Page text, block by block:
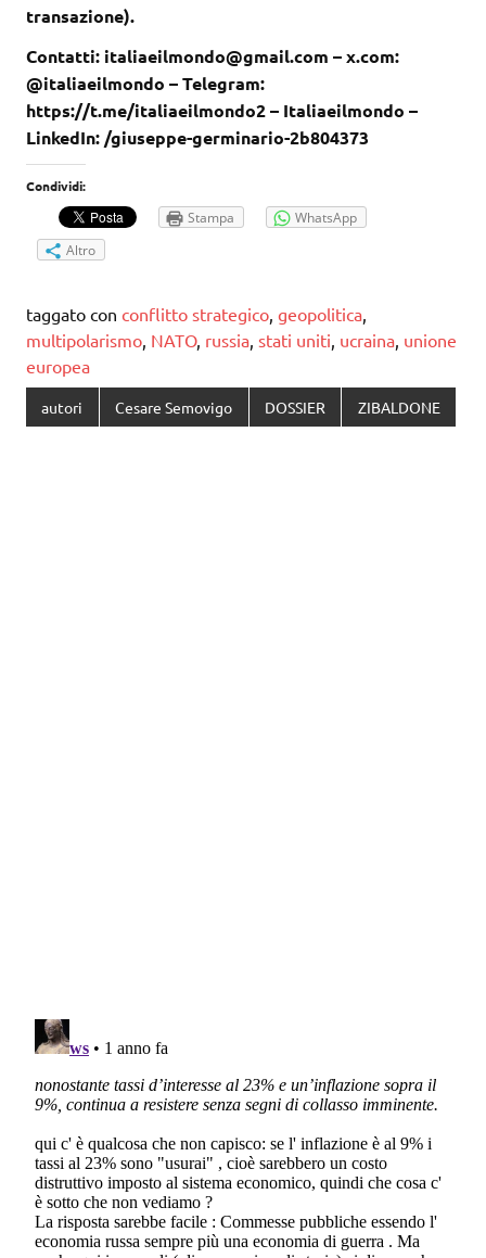
transazione).
Contatti: italiaeilmondo@gmail.com – x.com:
@italiaeilmondo – Telegram:
https://t.me/italiaeilmondo2 – Italiaeilmondo –
LinkedIn: /giuseppe-germinario-2b804373
Condividi:
Stampa
WhatsApp
Altro
taggato con conflitto strategico, geopolitica,
multipolarismo, NATO, russia, stati uniti, ucraina, unione
europea
autori Cesare Semovigo DOSSIER ZIBALDONE